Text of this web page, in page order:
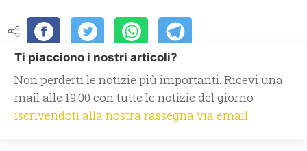
Ti piacciono i nostri articoli?
Non perderti le notizie più importanti. Ricevi una
mail alle 19.00 con tutte le notizie del giorno
iscrivendoti alla nostra rassegna via email.